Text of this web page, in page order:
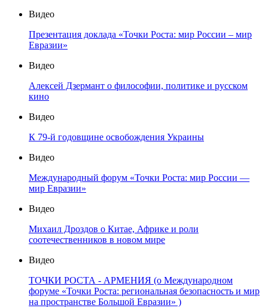
Видео
Презентация доклада «Точки Роста: мир России – мир
Евразии»
Видео
Алексей Дзермант о философии, политике и русском
кино
Видео
К 79-й годовщине освобождения Украины
Видео
Международный форум «Точки Роста: мир России —
мир Евразии»
Видео
Михаил Дроздов о Китае, Африке и роли
соотечественников в новом мире
Видео
ТОЧКИ РОСТА - АРМЕНИЯ (о Международном
форуме «Точки Роста: региональная безопасность и мир
на пространстве Большой Евразии» )